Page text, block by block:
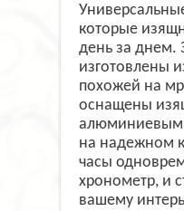
которые
день за днем.
изготовлены
похожей на
оснащены
на надежном
часы
хронометр, и
вашему